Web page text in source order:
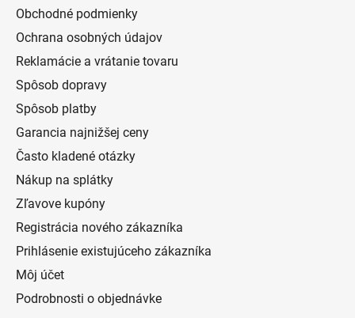
Obchodné podmienky
Ochrana osobných údajov
Reklamácie a vrátanie tovaru
Spôsob dopravy
Spôsob platby
Garancia najnižšej ceny
Často kladené otázky
Nákup na splátky
Zľavove kupóny
Registrácia nového zákazníka
Prihlásenie existujúceho zákazníka
Môj účet
Podrobnosti o objednávke